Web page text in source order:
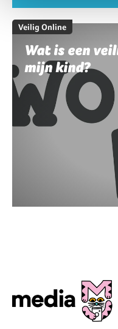
Veilig Online
Wat is een
mijn kind?